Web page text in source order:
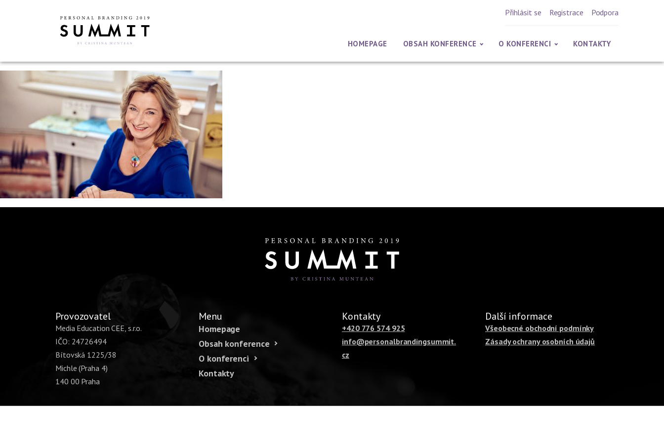
Přihlásit se Registrace Podpora
HOMEPAGE OBSAH KONFERENCE O KONFERENCI KONTAKTY
Provozovatel
Media Education CEE, s.r.o.
IČO: 24726494
Bítovská 1225/38
Michle (Praha 4)
140 00 Praha
Menu
Homepage
Obsah konference
O konferenci
Kontakty
Kontakty
+420 776 574 925
info@personalbrandingsummit.
cz
Další informace
Všeobecné obchodní podmínky
Zásady ochrany osobních údajů